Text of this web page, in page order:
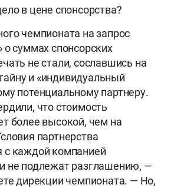
в цене спонсорства?
чемпионата на запрос
суммах спонсорских
не стали, сославшись на
и «индивидуальный
потенциальному партнеру.
что стоимость
более высокой, чем на
партнерства
с каждой компанией
не подлежат разглашению, —
дирекции чемпионата. — Но,